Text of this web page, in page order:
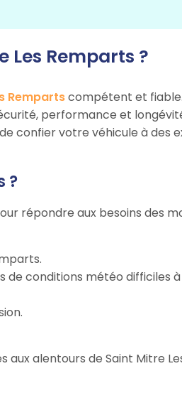
Remparts ?
Rempartscompétent et
performance et
confier votre véhicule à des
?
répondre aux besoins des
conditions météo difficiles
aux alentours de Saint Mitre